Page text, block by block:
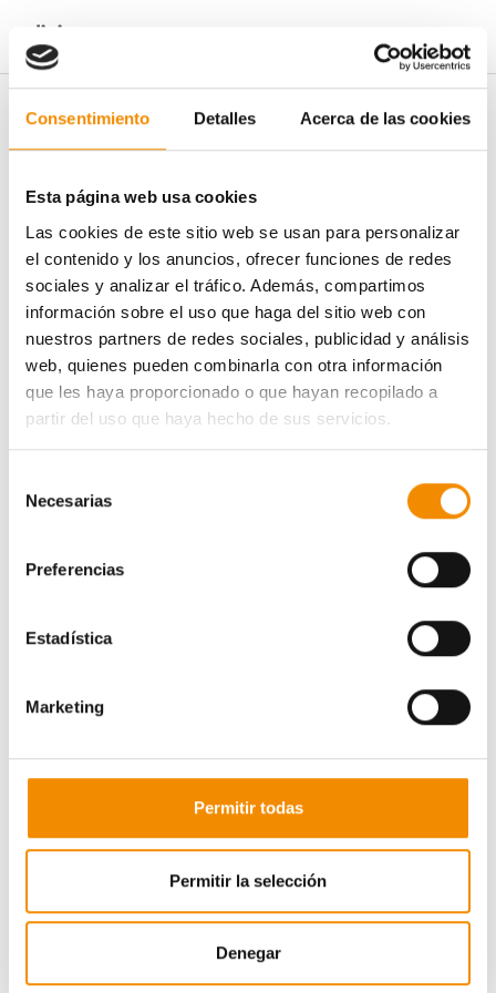
Consentimiento Detalles Acerca de las cookies
Esta página web usa cookies
Las cookies de este sitio web se usan para personalizar
el contenido y los anuncios, ofrecer funciones de redes
sociales y analizar el tráfico. Además, compartimos
información sobre el uso que haga del sitio web con
nuestros partners de redes sociales, publicidad y análisis
web, quienes pueden combinarla con otra información
que les haya proporcionado o que hayan recopilado a
partir del uso que haya hecho de sus servicios.
Necesarias
Preferencias
Estadística
Marketing
Permitir todas
Permitir la selección
Denegar
ÁREA DE PRENSA
Ganador
Suplentes
Mariona Hidalgo Acampora